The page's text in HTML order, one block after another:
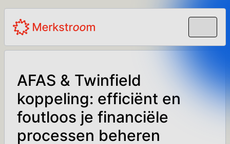
AFAS & Twinfield
koppeling: efficiënt en
foutloos je financiële
processen beheren